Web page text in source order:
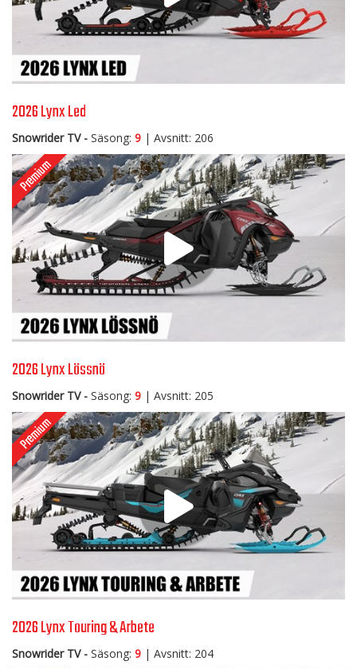
2026 Lynx Led
Snowrider TV - Säsong: 9 | Avsnitt: 206
2026 Lynx Lössnö
Snowrider TV - Säsong: 9 | Avsnitt: 205
2026 Lynx Touring & Arbete
Snowrider TV - Säsong: 9 | Avsnitt: 204